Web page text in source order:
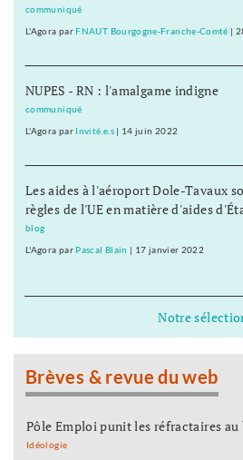
communiqué
L'Agora parFNAUT Bourgogne-Franche-Comté |
NUPES - RN : l'amalgame indigne
communiqué
L'Agora par Invité.e.s| 14 juin 2022
Les aides à l'aéroport Dole-Tavaux
règles de l'UE en matière d'aides
blog
L'Agora par Pascal Blain | 17 janvier 2022
Notre
Brèves & revue du web
Pôle Emploi punit les réfractaires
Idéologie